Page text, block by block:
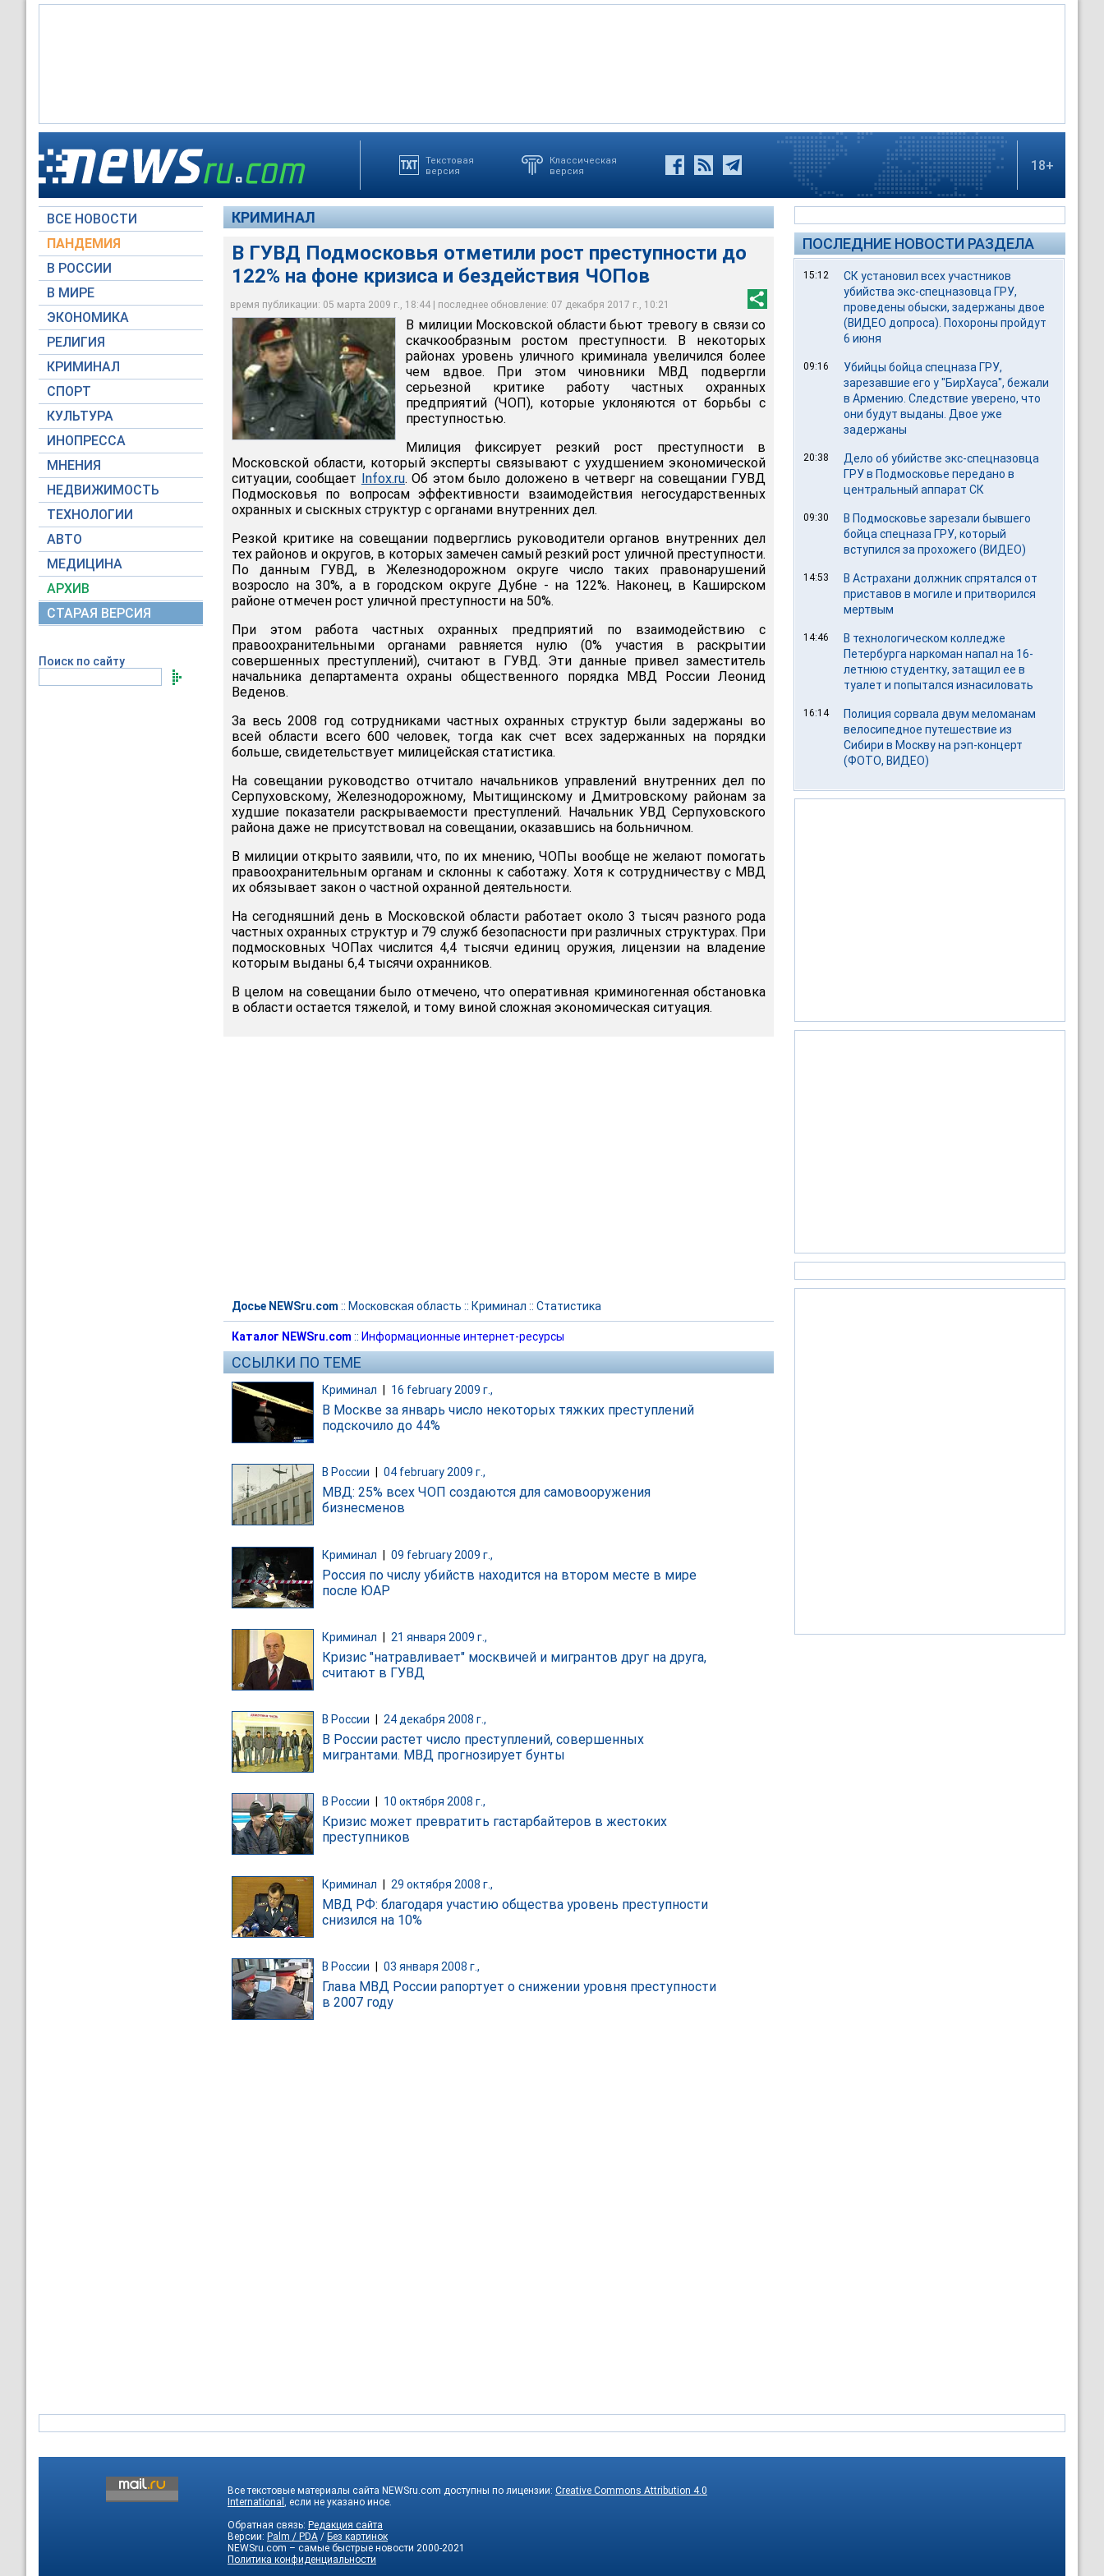
Текстовая
версия
Классическая
версия
18+
ВСЕ НОВОСТИ
ПАНДЕМИЯ
В РОССИИ
В МИРЕ
ЭКОНОМИКА
РЕЛИГИЯ
КРИМИНАЛ
СПОРТ
КУЛЬТУРА
ИНОПРЕССА
МНЕНИЯ
НЕДВИЖИМОСТЬ
ТЕХНОЛОГИИ
АВТО
МЕДИЦИНА
АРХИВ
СТАРАЯ ВЕРСИЯ
Поиск по сайту
КРИМИНАЛ
В ГУВД Подмосковья отметили рост преступности до
122% на фоне кризиса и бездействия ЧОПов
время публикации: 05 марта 2009 г., 18:44 | последнее обновление: 07 декабря 2017 г., 10:21
В милиции Московской области бьют тревогу в связи со скачкообразным ростом
преступности. В некоторых районах уровень уличного криминала увеличился более
чем вдвое
RTV International
В милиции Московской области бьют тревогу в связи со
скачкообразным ростом преступности. В некоторых
районах уровень уличного криминала увеличился более
чем вдвое. При этом чиновники МВД подвергли
серьезной критике работу частных охранных
предприятий (ЧОП), которые уклоняются от борьбы с
преступностью.
Милиция фиксирует резкий рост преступности в
Московской области, который эксперты связывают с ухудшением экономической
ситуации, сообщает Infox.ru. Об этом было доложено в четверг на совещании ГУВД
Подмосковья по вопросам эффективности взаимодействия негосударственных
охранных и сыскных структур с органами внутренних дел.
Резкой критике на совещании подверглись руководители органов внутренних дел
тех районов и округов, в которых замечен самый резкий рост уличной преступности.
По данным ГУВД, в Железнодорожном округе число таких правонарушений
возросло на 30%, а в городском округе Дубне - на 122%. Наконец, в Каширском
районе отмечен рост уличной преступности на 50%.
При этом работа частных охранных предприятий по взаимодействию с
правоохранительными органами равняется нулю (0% участия в раскрытии
совершенных преступлений), считают в ГУВД. Эти данные привел заместитель
начальника департамента охраны общественного порядка МВД России Леонид
Веденов.
За весь 2008 год сотрудниками частных охранных структур были задержаны во
всей области всего 600 человек, тогда как счет всех задержанных на порядки
больше, свидетельствует милицейская статистика.
На совещании руководство отчитало начальников управлений внутренних дел по
Серпуховскому, Железнодорожному, Мытищинскому и Дмитровскому районам за
худшие показатели раскрываемости преступлений. Начальник УВД Серпуховского
района даже не присутствовал на совещании, оказавшись на больничном.
В милиции открыто заявили, что, по их мнению, ЧОПы вообще не желают помогать
правоохранительным органам и склонны к саботажу. Хотя к сотрудничеству с МВД
их обязывает закон о частной охранной деятельности.
На сегодняшний день в Московской области работает около 3 тысяч разного рода
частных охранных структур и 79 служб безопасности при различных структурах. При
подмосковных ЧОПах числится 4,4 тысячи единиц оружия, лицензии на владение
которым выданы 6,4 тысячи охранников.
В целом на совещании было отмечено, что оперативная криминогенная обстановка
в области остается тяжелой, и тому виной сложная экономическая ситуация.
Досье NEWSru.com :: Московская область :: Криминал :: Статистика
Каталог NEWSru.com :: Информационные интернет-ресурсы
ССЫЛКИ ПО ТЕМЕ
Криминал 16 february 2009 г.,
В Москве за январь число некоторых тяжких преступлений
подскочило до 44%
В России 04 february 2009 г.,
МВД: 25% всех ЧОП создаются для самовооружения
бизнесменов
Криминал | 09 february 2009 г.,
Россия по числу убийств находится на втором месте в мире
после ЮАР
Криминал 21 января 2009 г.,
Кризис "натравливает" москвичей и мигрантов друг на друга,
считают в ГУВД
В России 24 декабря 2008 г.,
В России растет число преступлений, совершенных
мигрантами. МВД прогнозирует бунты
В России 10 октября 2008 г.,
Кризис может превратить гастарбайтеров в жестоких
преступников
Криминал | 29 октября 2008 г.,
МВД РФ: благодаря участию общества уровень преступности
снизился на 10%
В России 03 января 2008 г.,
Глава МВД России рапортует о снижении уровня преступности
в 2007 году
ПОСЛЕДНИЕ НОВОСТИ РАЗДЕЛА
15:12
СК установил всех участников
убийства экс-спецназовца ГРУ,
проведены обыски, задержаны двое
(ВИДЕО допроса). Похороны пройдут
6 июня
09:16
Убийцы бойца спецназа ГРУ,
зарезавшие его у "БирХауса", бежали
в Армению. Следствие уверено, что
они будут выданы. Двое уже
задержаны
20:38
Дело об убийстве экс-спецназовца
ГРУ в Подмосковье передано в
центральный аппарат СК
09:30
В Подмосковье зарезали бывшего
бойца спецназа ГРУ, который
вступился за прохожего (ВИДЕО)
14:53
В Астрахани должник спрятался от
приставов в могиле и притворился
мертвым
14:46
В технологическом колледже
Петербурга наркоман напал на 16-
летнюю студентку, затащил ее в
туалет и попытался изнасиловать
16:14
Полиция сорвала двум меломанам
велосипедное путешествие из
Сибири в Москву на рэп-концерт
(ФОТО, ВИДЕО)
Все текстовые материалы сайта NEWSru.com доступны по лицензии: Creative Commons Attribution 4.0
International , если не указано иное.
Обратная связь: Редакция сайта
Версии: Palm / PDA / Без картинок
NEWSru.com – самые быстрые новости 2000-2021
Политика конфиденциальности